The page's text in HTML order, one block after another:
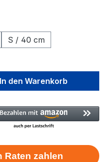
S / 40 cm
den
In den Warenkorb